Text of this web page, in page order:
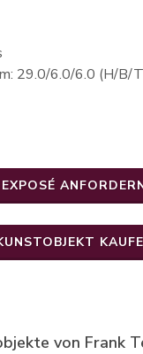
29.0/6.0/6.0 (H/B/
EXPOSÉ
von Frank